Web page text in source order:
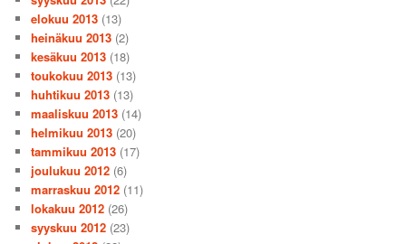
elokuu 2013 (13)
heinäkuu 2013 (2)
kesäkuu 2013 (18)
toukokuu 2013 (13)
huhtikuu 2013 (13)
maaliskuu 2013 (14)
helmikuu 2013 (20)
tammikuu 2013 (17)
joulukuu 2012 (6)
marraskuu 2012 (11)
lokakuu 2012 (26)
syyskuu 2012 (23)